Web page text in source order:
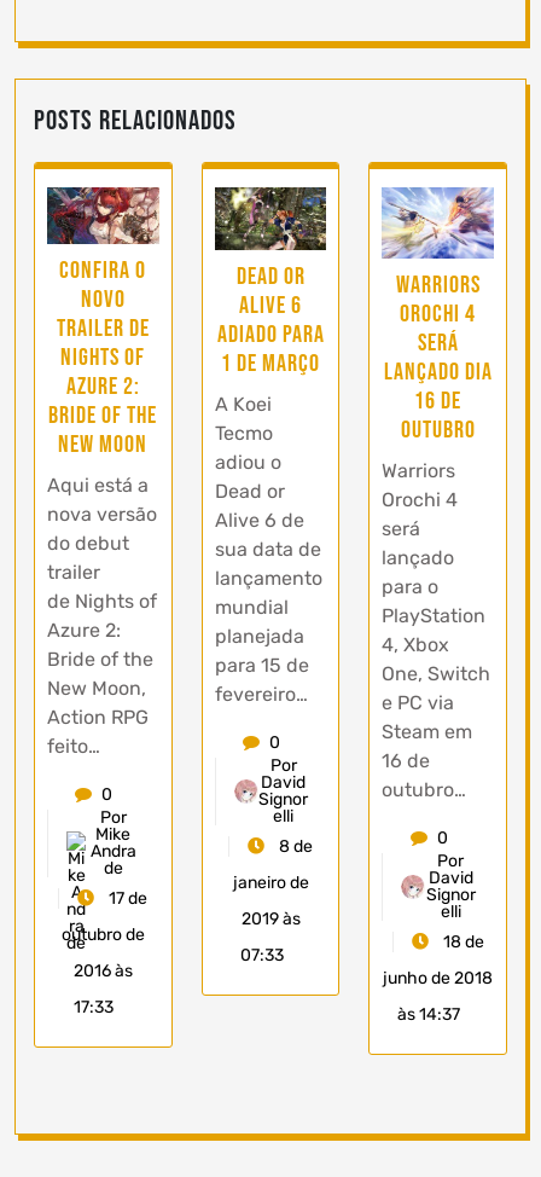
Posts Relacionados
Confira o
novo
trailer de
Nights of
Azure 2:
Bride of the
New Moon
Aqui está a
nova versão
do debut
trailer
de Nights of
Azure 2:
Bride of the
New Moon,
Action RPG
feito…
0
Por
Mike
Andra
de
17 de
outubro de
2016 às
17:33
Dead or
Alive 6
adiado para
1 de Março
A Koei
Tecmo
adiou o
Dead or
Alive 6 de
sua data de
lançamento
mundial
planejada
para 15 de
fevereiro…
0
Por
David
Signor
elli
8 de
janeiro de
2019 às
07:33
Warriors
Orochi 4
será
lançado dia
16 de
outubro
Warriors
Orochi 4
será
lançado
para o
PlayStation
4, Xbox
One, Switch
e PC via
Steam em
16 de
outubro…
0
Por
David
Signor
elli
18 de
junho de 2018
às 14:37